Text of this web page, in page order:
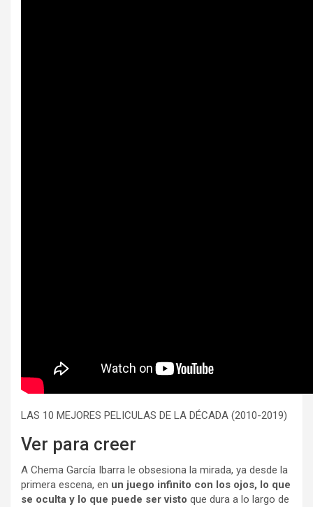
LAS 10 MEJORES PELICULAS DE LA DÉCADA (2010-2019)
Ver para creer
A Chema García Ibarra le obsesiona la mirada, ya desde la
primera escena, en un juego infinito con los ojos, lo que
se oculta y lo que puede ser visto que dura a lo largo de